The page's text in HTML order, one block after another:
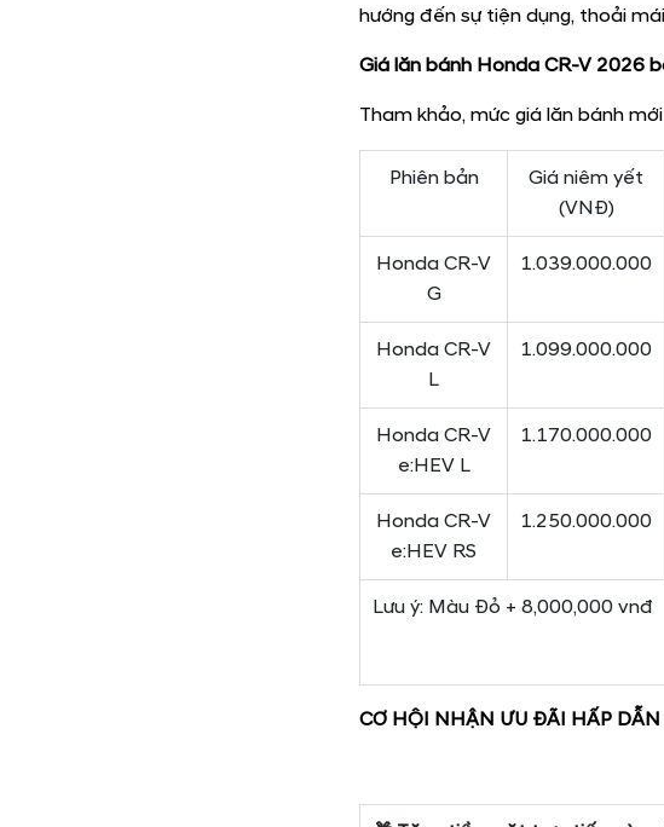
hướng đến sự tiện dụng, thoải
Giá lăn bánh Honda CR-V 2026
Tham khảo, mức giá lăn bánh
Phiên bản
Giá niêm yết
(VNĐ)
Honda CR-V
G
1.039.000.000
Honda CR-V
L
1.099.000.000
Honda CR-V
e:HEV L
1.170.000.000
Honda CR-V
e:HEV RS
1.250.000.000
Lưu ý: Màu Đỏ + 8,000,000 vnđ
CƠ HỘI NHẬN ƯU ĐÃI HẤP